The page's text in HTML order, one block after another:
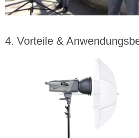
Vorteile &